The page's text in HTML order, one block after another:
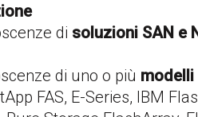
di soluzioni SAN e
di uno o più
FAS, E-Series, IBM